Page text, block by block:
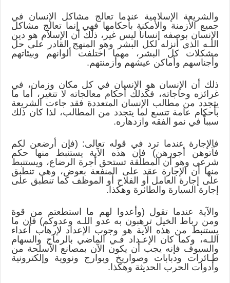
والشريعة الإسلامية عندما تعالج مشاكل الإنسان في
جميع الأزمنة والأمكنة بأحكامها فهي إنما تعالج مشاكل
الإنسان بوصفه إنساناً ليس غير، ذلك أن الإسلام هو دين
اللـه الذي أنزله لكل البشر وهو المنهج القادر على حل
مشكلات كل البشر، مهما اختلفت ألوانهم وبيئاتهم
وأجناسهم وأماكن عيشهم وأزمنتهم.
ذلك أن الإنسان هو الإنسان في كل مكان وزمان، في
غرائزه وحاجاته، فكذلك أحكام معالجاته لا تتغير، أما ما
يتجدد من مطالب الإنسان المتعددة فقد جاءت الشريعة
بأحكام عامة تتسع لما يتجدد من المطالب، لذا كان ذلك
سبباً في نمو الفقه وازدهاره.
فالإجارة عندما ترد في قوله تعالى: (فإن أرضعن لكم
فآتوهن أجورهن) فإن هذه الآية يستنبط منها حكم
شرعي وهو أن المطلقة تستحق أجرة الرضاع، ويستنبط
منها أن الإجارة عقد على المنفعة بعوض، وهي تنطبق
على إجارة العامل أو الفلاح أو الموظف كما تنطبق على
إجارة السيارة والطائرة وهكذا.
والآية عندما تقول (وأعدوا لهم ما استطعتم من قوة
ومن رباط الخيل ترهبون به عدو اللـه وعدوكم) فإن ما
يستنبط من هذه الآية هو وجوب الإعداد لإرهاب أعداء
اللـه، وكما كان الإعـداد فـي الماضي بالرماح والسهام
والسيوف فإنه يجب أن يكون الآن بمصانع الأسلحة من
طـائرات ودبابات وصواريخ وبوارج ونووية وإلكترونية
وأدوات الحرب الحديثة وهكذا.